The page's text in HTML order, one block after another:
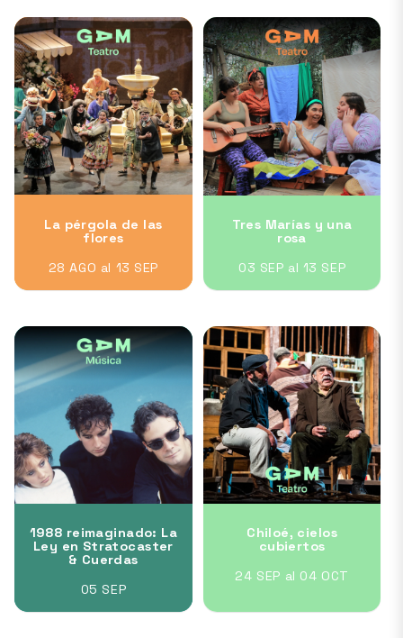
La pérgola de las
flores
28 AGO al 13 SEP
Tres Marías y una
rosa
03 SEP al 13 SEP
1988 reimaginado: La
Ley en Stratocaster
& Cuerdas
05 SEP
Chiloé, cielos
cubiertos
24 SEP al 04 OCT